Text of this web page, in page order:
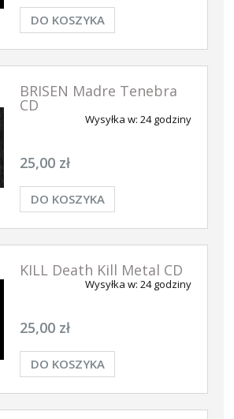
DO KOSZYKA
DO KOSZYKA
BRISEN Madre Tenebra
CD
Wysyłka w: 24 godziny
25,00 zł
DO KOSZYKA
KILL Death Kill Metal CD
Wysyłka w: 24 godziny
25,00 zł
DO KOSZYKA